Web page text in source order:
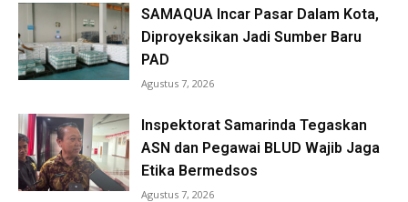
SAMAQUA Incar Pasar Dalam Kota,
Diproyeksikan Jadi Sumber Baru
PAD
Agustus 7, 2026
Inspektorat Samarinda Tegaskan
ASN dan Pegawai BLUD Wajib Jaga
Etika Bermedsos
Agustus 7, 2026